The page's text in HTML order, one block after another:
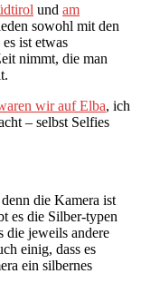
und am
sowohl mit den
ist etwas
nimmt, die man
wir auf Elba, ich
– selbst Selfies
die Kamera ist
es die Silber-typen
die jeweils andere
einig, dass es
ein silbernes